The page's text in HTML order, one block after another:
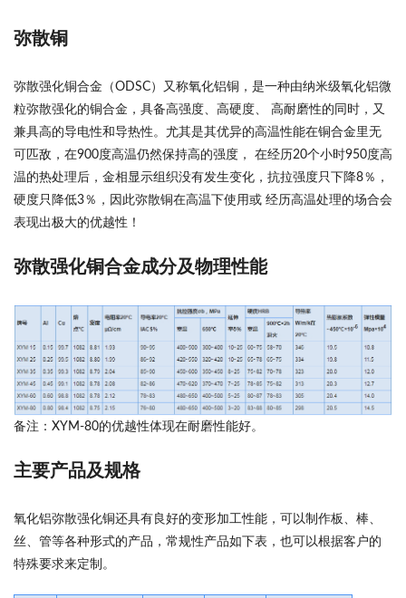
弥散铜
弥散强化铜合金（ODSC）又称氧化铝铜，是一种由纳米级氧化铝微
粒弥散强化的铜合金，具备高强度、高硬度、 高耐磨性的同时，又
兼具高的导电性和导热性。尤其是其优异的高温性能在铜合金里无
可匹敌，在900度高温仍然保持高的强度， 在经历20个小时950度高
温的热处理后，金相显示组织没有发生变化，抗拉强度只下降8％，
硬度只降低3％，因此弥散铜在高温下使用或 经历高温处理的场合会
表现出极大的优越性！
弥散强化铜合金成分及物理性能
备注：XYM-80的优越性体现在耐磨性能好。
主要产品及规格
氧化铝弥散强化铜还具有良好的变形加工性能，可以制作板、棒、
丝、管等各种形式的产品，常规性产品如下表，也可以根据客户的
特殊要求来定制。